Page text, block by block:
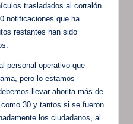
trasladados al corralón
notificaciones que ha
restantes han sido
personal operativo que
pero lo estamos
llevar ahorita más de
30 y tantos si se fueron
los ciudadanos, al